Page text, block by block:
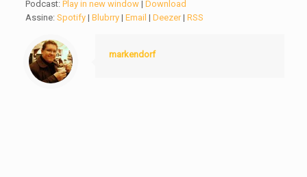
Podcast:Play in new window |Download
Assine:Spotify |Blubrry |Email |Deezer|RSS
markendorf